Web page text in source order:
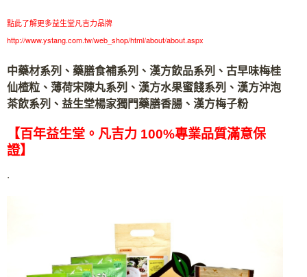
點此了解更多益生堂凡吉力品牌
http://www.ystang.com.tw/web_shop/html/about/about.aspx
中藥材系列、藥膳食補系列、漢方飲品系列、古早味梅桂
仙楂粒、薄荷宋陳丸系列、漢方水果蜜餞系列、漢方沖泡
茶飲系列、益生堂楊家獨門藥膳香腸、漢方梅子粉
【百年益生堂。凡吉力 100%專業品質滿意保
證】
.